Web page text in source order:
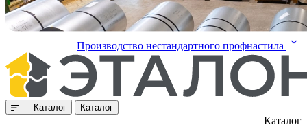
Производство нестандартного профнастила
Каталог Каталог
Каталог